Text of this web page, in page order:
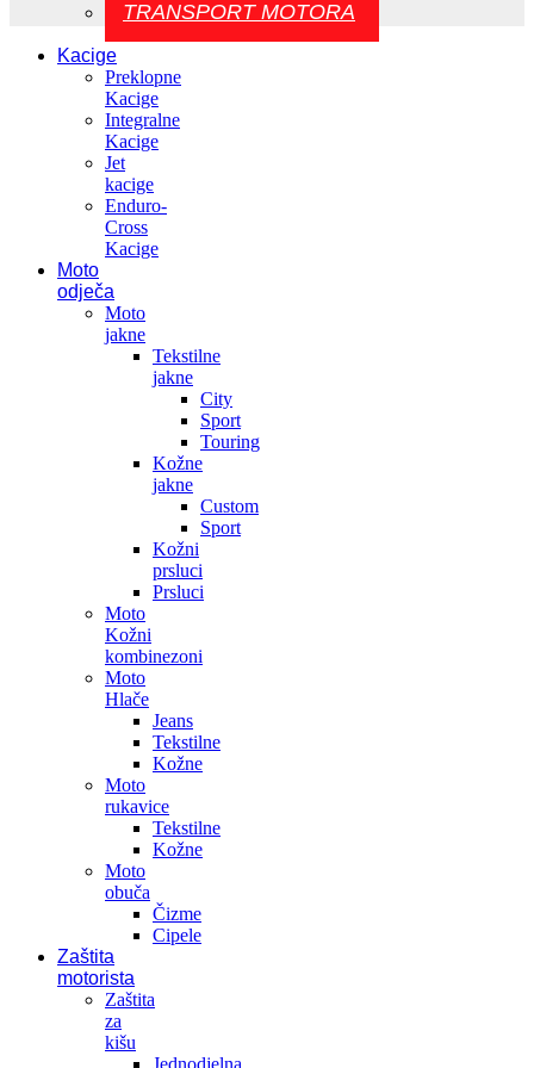
TRANSPORT MOTORA
Kacige
Preklopne
Kacige
Integralne
Kacige
Jet
kacige
Enduro-
Cross
Kacige
Moto
odječa
Moto
jakne
Tekstilne
jakne
City
Sport
Touring
Kožne
jakne
Custom
Sport
Kožni
prsluci
Prsluci
Moto
Kožni
kombinezoni
Moto
Hlače
Jeans
Tekstilne
Kožne
Moto
rukavice
Tekstilne
Kožne
Moto
obuča
Čizme
Cipele
Zaštita
motorista
Zaštita
za
kišu